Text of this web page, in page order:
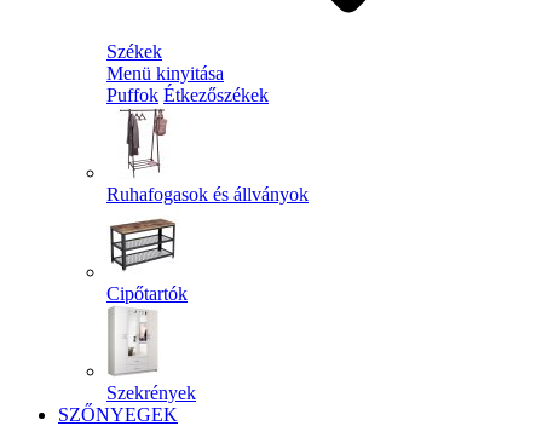
Székek
Menü kinyitása
Puffok Étkezőszékek
Ruhafogasok és állványok
Cipőtartók
Szekrények
SZŐNYEGEK